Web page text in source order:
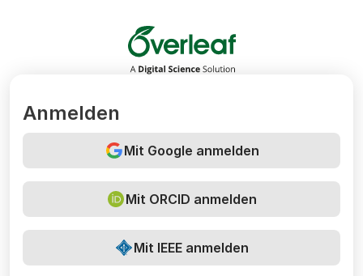
Overleaf
Anmelden
Mit Google anmelden
Mit ORCID anmelden
Mit IEEE anmelden